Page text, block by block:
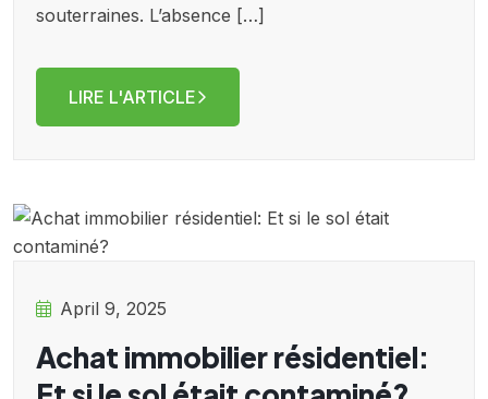
souterraines. L’absence […]
LIRE L'ARTICLE
April 9, 2025
Achat immobilier résidentiel: